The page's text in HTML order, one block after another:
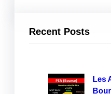
Recent Posts
Les